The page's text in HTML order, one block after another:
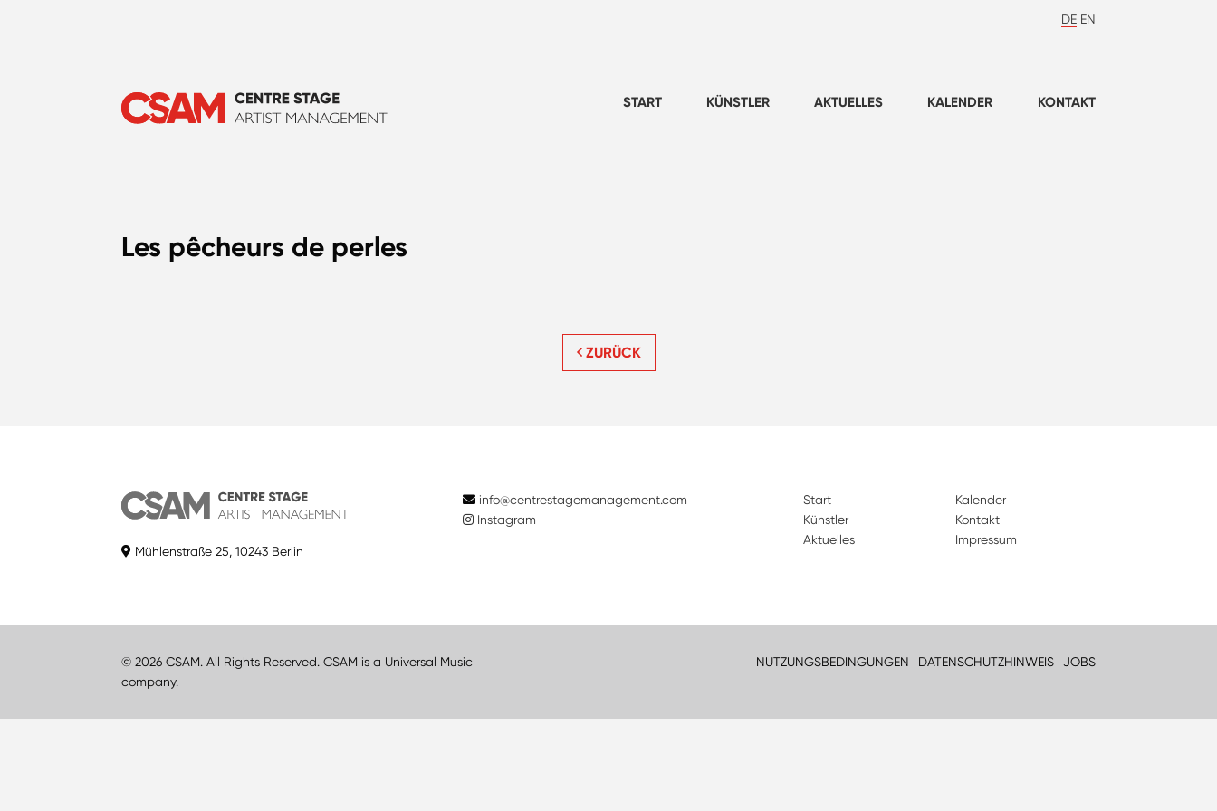
DE EN
START KÜNSTLER AKTUELLES KALENDER KONTAKT
Les pêcheurs de perles
ZURÜCK
Mühlenstraße 25, 10243 Berlin
info@centrestagemanagement.com
Instagram
Start
Künstler
Aktuelles
Kalender
Kontakt
Impressum
© 2026 CSAM. All Rights Reserved. CSAM is a Universal Music
company.
NUTZUNGSBEDINGUNGEN DATENSCHUTZHINWEIS JOBS